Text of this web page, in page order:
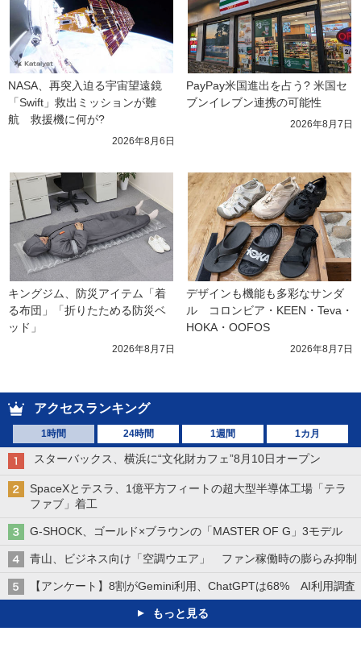
NASA、再突入迫る宇宙望遠鏡
「Swift」救出ミッションが難
航　救援機に何が?
2026年8月6日
PayPay米国進出を占う? 米国セ
ブンイレブン連携の可能性
2026年8月7日
キングジム、防災アイテム「着
る布団」「折りたためる防災ベ
ッド」
2026年8月7日
デザインも機能も多彩なサンダ
ル　コロンビア・KEEN・Teva・
HOKA・OOFOS
2026年8月7日
アクセスランキング
1時間 24時間 1週間 1カ月
スターバックス、横浜に“文化財カフェ”8月10日オープン
SpaceXとテスラ、1億平方フィートの超大型半導体工場「テラ
ファブ」着工
G-SHOCK、ゴールド×ブラウンの「MASTER OF G」3モデル
青山、ビジネス向け「空調ウエア」 ファン稼働時の膨らみ抑制
【アンケート】8割がGemini利用、ChatGPTは68% AI利用調査
もっと見る